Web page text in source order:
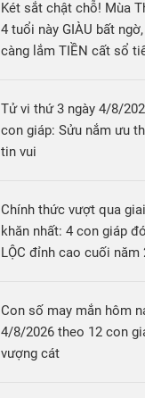
Két sắt chật chỗ! Mùa
4 tuổi này GIÀU bất
càng lắm TIỀN cất sổ
Tử vi thứ 3 ngày 4/8/
con giáp: Sửu nắm ưu
tin vui
Chính thức vượt qua
khăn nhất: 4 con giáp
LỘC đỉnh cao cuối năm
Con số may mắn hôm
4/8/2026 theo 12 con
vượng cát